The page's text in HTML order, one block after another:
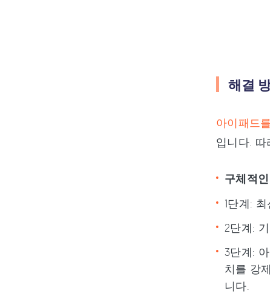
해결
아이패드
입니다. 따
구체적
1단계:
2단계:
3단계:
치를 강
니다.